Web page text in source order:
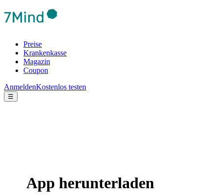
Preise
Krankenkasse
Magazin
Coupon
AnmeldenKostenlos testen
☰
App herunterladen